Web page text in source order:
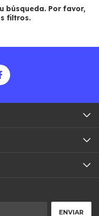
búsqueda. Por favor,
filtros.